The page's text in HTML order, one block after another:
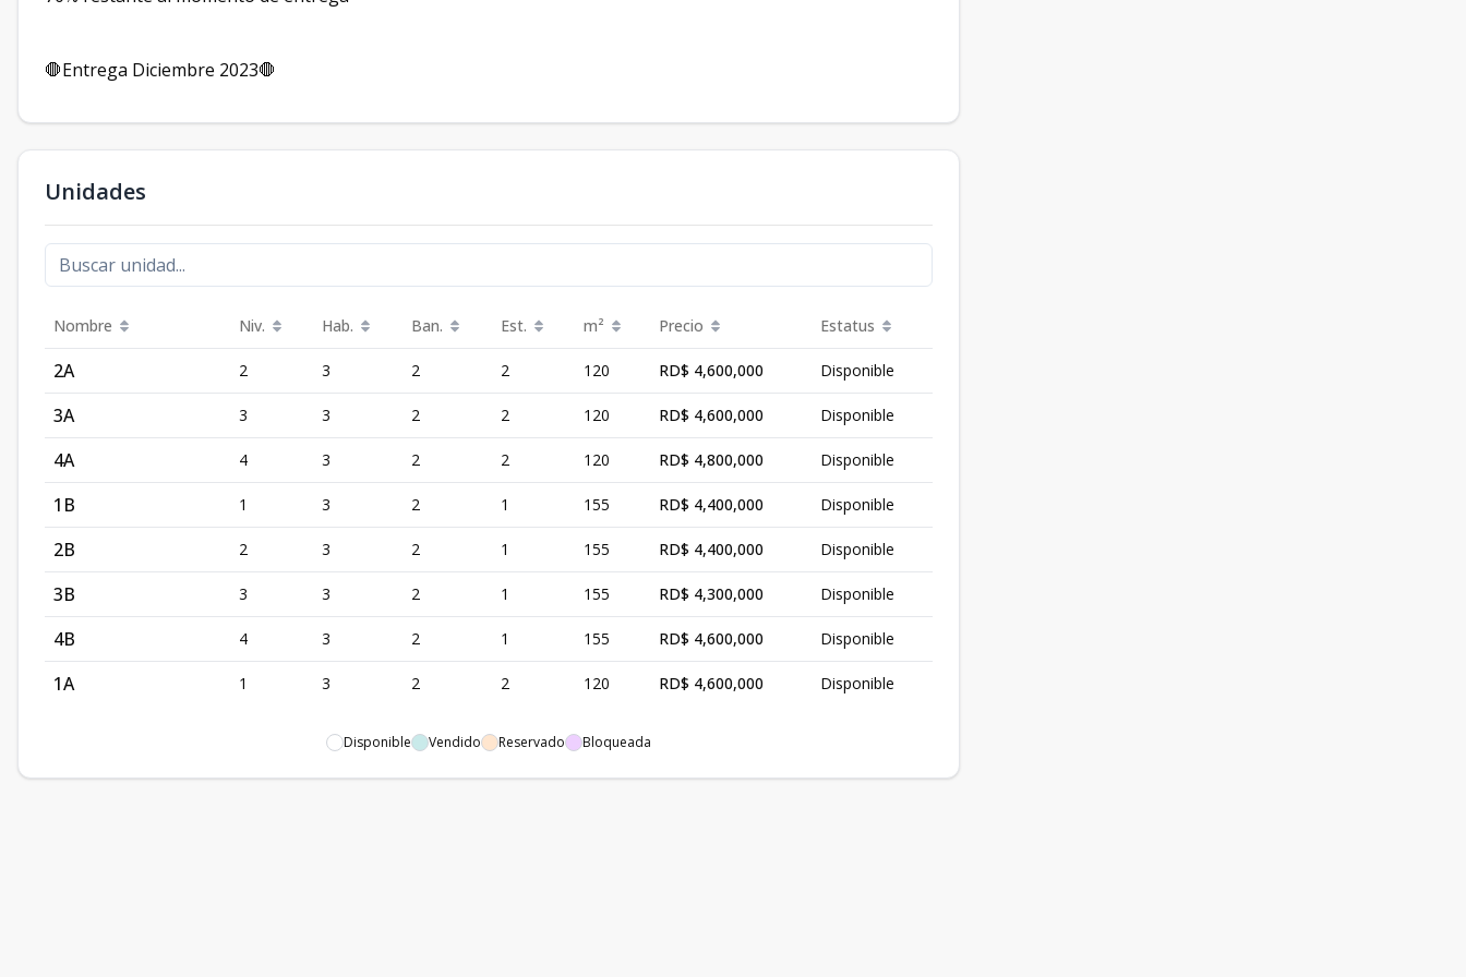
🛑Entrega Diciembre 2023🛑
Unidades
Nombre Niv. Hab. Ban. Est. m² Precio Estatus
2A 2 3 2 2 120 RD$ 4,600,000 Disponible
3A 3 3 2 2 120 RD$ 4,600,000 Disponible
4A 4 3 2 2 120 RD$ 4,800,000 Disponible
1B 1 3 2 1 155 RD$ 4,400,000 Disponible
2B 2 3 2 1 155 RD$ 4,400,000 Disponible
3B 3 3 2 1 155 RD$ 4,300,000 Disponible
4B 4 3 2 1 155 RD$ 4,600,000 Disponible
1A 1 3 2 2 120 RD$ 4,600,000 Disponible
Disponible Vendido Reservado Bloqueada